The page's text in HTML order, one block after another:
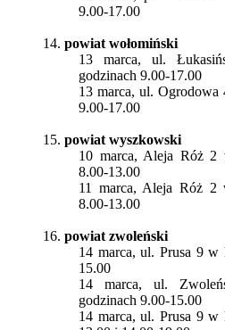
9.00-17.00
14. powiat wołomiński
13 marca, ul.
godzinach 9.00-17.00
13 marca, ul. Ogrodowa
9.00-17.00
15. powiat wyszkowski
10 marca, Aleja Róż 2
8.00-13.00
11 marca, Aleja Róż 2
8.00-13.00
16. powiat zwoleński
14 marca, ul. Prusa 9
15.00
14 marca, ul.
godzinach 9.00-15.00
14 marca, ul. Prusa 9